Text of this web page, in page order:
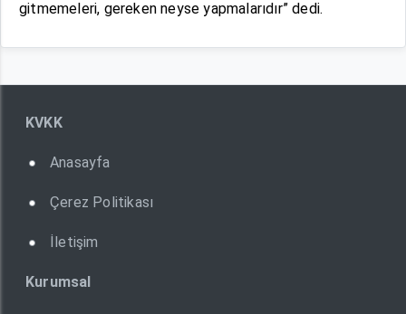
gitmemeleri, gereken neyse yapmalarıdır” dedi.
KVKK
Anasayfa
Çerez Politikası
İletişim
Kurumsal